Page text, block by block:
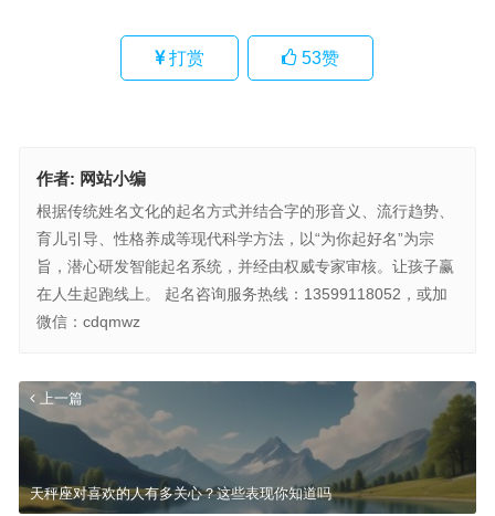
打赏 53赞
作者: 网站小编
根据传统姓名文化的起名方式并结合字的形音义、流行趋势、
育儿引导、性格养成等现代科学方法，以“为你起好名”为宗
旨，潜心研发智能起名系统，并经由权威专家审核。让孩子赢
在人生起跑线上。 起名咨询服务热线：13599118052，或加
微信：cdqmwz
上一篇
天秤座对喜欢的人有多关心？这些表现你知道吗